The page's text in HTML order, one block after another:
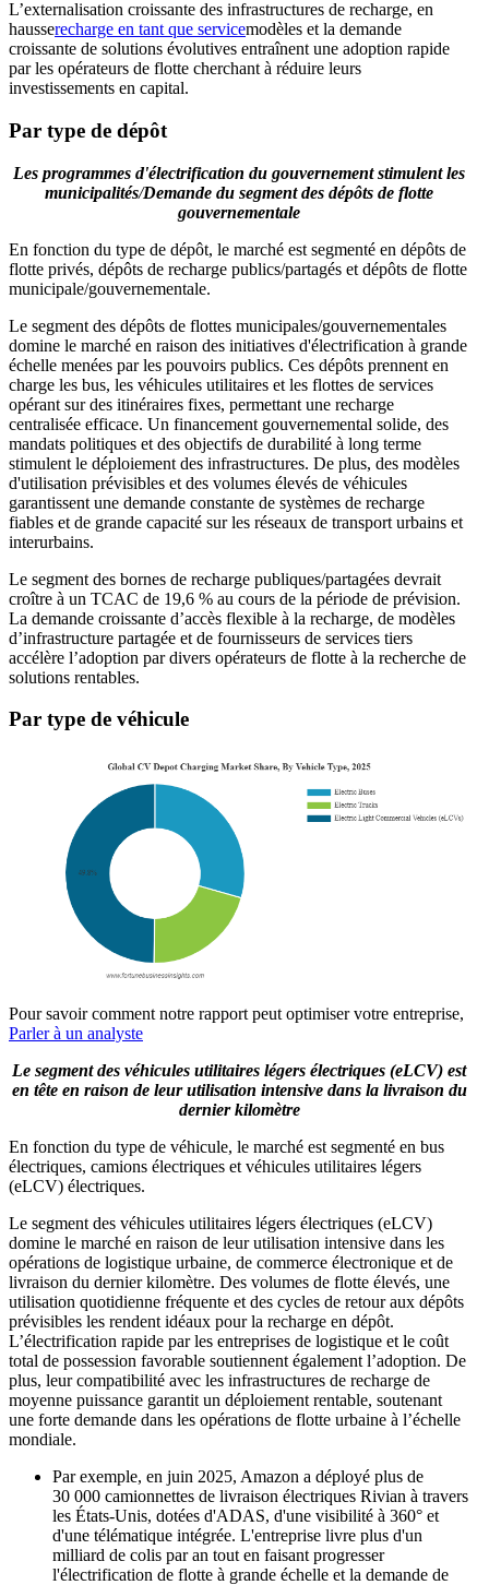
L’externalisation croissante des infrastructures de recharge, en
hausserecharge en tant que servicemodèles et la demande
croissante de solutions évolutives entraînent une adoption rapide
par les opérateurs de flotte cherchant à réduire leurs
investissements en capital.
Par type de dépôt
Les programmes d'électrification du gouvernement stimulent les
municipalités/Demande du segment des dépôts de flotte
gouvernementale
En fonction du type de dépôt, le marché est segmenté en dépôts de
flotte privés, dépôts de recharge publics/partagés et dépôts de flotte
municipale/gouvernementale.
Le segment des dépôts de flottes municipales/gouvernementales
domine le marché en raison des initiatives d'électrification à grande
échelle menées par les pouvoirs publics. Ces dépôts prennent en
charge les bus, les véhicules utilitaires et les flottes de services
opérant sur des itinéraires fixes, permettant une recharge
centralisée efficace. Un financement gouvernemental solide, des
mandats politiques et des objectifs de durabilité à long terme
stimulent le déploiement des infrastructures. De plus, des modèles
d'utilisation prévisibles et des volumes élevés de véhicules
garantissent une demande constante de systèmes de recharge
fiables et de grande capacité sur les réseaux de transport urbains et
interurbains.
Le segment des bornes de recharge publiques/partagées devrait
croître à un TCAC de 19,6 % au cours de la période de prévision.
La demande croissante d’accès flexible à la recharge, de modèles
d’infrastructure partagée et de fournisseurs de services tiers
accélère l’adoption par divers opérateurs de flotte à la recherche de
solutions rentables.
Par type de véhicule
Pour savoir comment notre rapport peut optimiser votre entreprise,
Parler à un analyste
Le segment des véhicules utilitaires légers électriques (eLCV) est
en tête en raison de leur utilisation intensive dans la livraison du
dernier kilomètre
En fonction du type de véhicule, le marché est segmenté en bus
électriques, camions électriques et véhicules utilitaires légers
(eLCV) électriques.
Le segment des véhicules utilitaires légers électriques (eLCV)
domine le marché en raison de leur utilisation intensive dans les
opérations de logistique urbaine, de commerce électronique et de
livraison du dernier kilomètre. Des volumes de flotte élevés, une
utilisation quotidienne fréquente et des cycles de retour aux dépôts
prévisibles les rendent idéaux pour la recharge en dépôt.
L’électrification rapide par les entreprises de logistique et le coût
total de possession favorable soutiennent également l’adoption. De
plus, leur compatibilité avec les infrastructures de recharge de
moyenne puissance garantit un déploiement rentable, soutenant
une forte demande dans les opérations de flotte urbaine à l’échelle
mondiale.
Par exemple, en juin 2025, Amazon a déployé plus de
30 000 camionnettes de livraison électriques Rivian à travers
les États-Unis, dotées d'ADAS, d'une visibilité à 360° et
d'une télématique intégrée. L'entreprise livre plus d'un
milliard de colis par an tout en faisant progresser
l'électrification de flotte à grande échelle et la demande de